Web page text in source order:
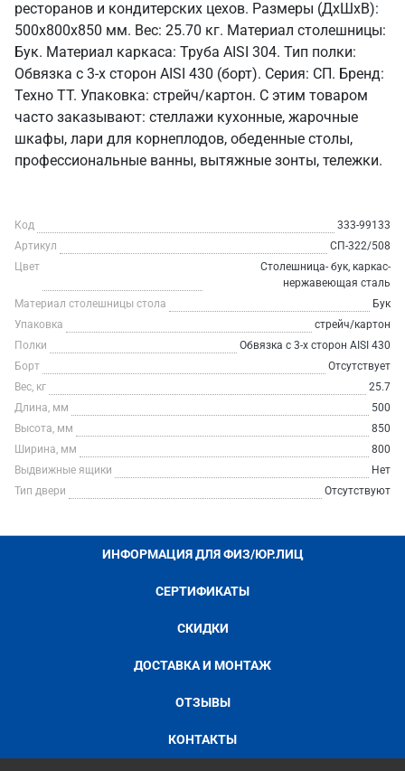
ресторанов и кондитерских цехов. Размеры (ДхШхВ):
500x800x850 мм. Вес: 25.70 кг. Материал столешницы:
Бук. Материал каркаса: Труба AISI 304. Тип полки:
Обвязка с 3-х сторон AISI 430 (борт). Серия: СП. Бренд:
Техно ТТ. Упаковка: стрейч/картон. С этим товаром
часто заказывают: стеллажи кухонные, жарочные
шкафы, лари для корнеплодов, обеденные столы,
профессиональные ванны, вытяжные зонты, тележки.
Код
333-99133
Артикул
СП-322/508
Цвет
Столешница- бук, каркас-
нержавеющая сталь
Материал столешницы стола
Бук
Упаковка
стрейч/картон
Полки
Обвязка с 3-х сторон AISI 430
Борт
Отсутствует
Вес, кг
25.7
Длина, мм
500
Высота, мм
850
Ширина, мм
800
Выдвижные ящики
Нет
Тип двери
Отсутствуют
ИНФОРМАЦИЯ ДЛЯ ФИЗ/ЮР.ЛИЦ
СЕРТИФИКАТЫ
СКИДКИ
ДОСТАВКА И МОНТАЖ
ОТЗЫВЫ
КОНТАКТЫ